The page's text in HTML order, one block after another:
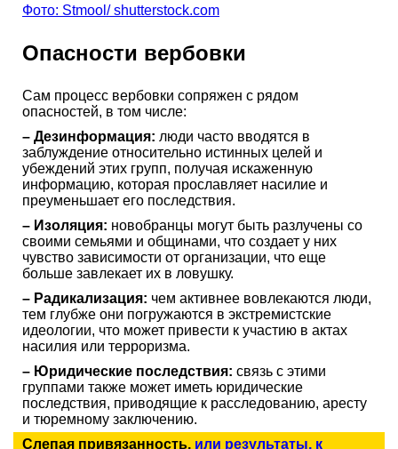
Фото: Stmool/ shutterstock.com
Опасности вербовки
Сам процесс вербовки сопряжен с рядом
опасностей, в том числе:
– Дезинформация: люди часто вводятся в
заблуждение относительно истинных целей и
убеждений этих групп, получая искаженную
информацию, которая прославляет насилие и
преуменьшает его последствия.
– Изоляция: новобранцы могут быть разлучены со
своими семьями и общинами, что создает у них
чувство зависимости от организации, что еще
больше завлекает их в ловушку.
– Радикализация: чем активнее вовлекаются люди,
тем глубже они погружаются в экстремистские
идеологии, что может привести к участию в актах
насилия или терроризма.
– Юридические последствия: связь с этими
группами также может иметь юридические
последствия, приводящие к расследованию, аресту
и тюремному заключению.
Слепая привязанность, или результаты, к